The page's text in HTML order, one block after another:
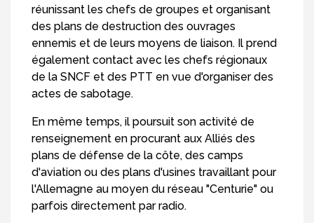
réunissant les chefs de groupes et organisant
des plans de destruction des ouvrages
ennemis et de leurs moyens de liaison. Il prend
également contact avec les chefs régionaux
de la SNCF et des PTT en vue d'organiser des
actes de sabotage.
En même temps, il poursuit son activité de
renseignement en procurant aux Alliés des
plans de défense de la côte, des camps
d'aviation ou des plans d'usines travaillant pour
l'Allemagne au moyen du réseau "Centurie" ou
parfois directement par radio.